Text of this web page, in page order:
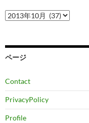
ア
ー
ブ
ページ
Contact
PrivacyPolicy
Profile